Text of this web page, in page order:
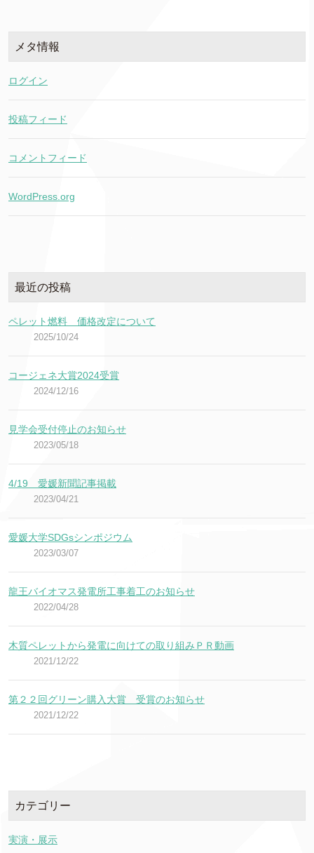
メタ情報
ログイン
投稿フィード
コメントフィード
WordPress.org
最近の投稿
ペレット燃料 価格改定について
2025/10/24
コージェネ大賞2024受賞
2024/12/16
見学会受付停止のお知らせ
2023/05/18
4/19 愛媛新聞記事掲載
2023/04/21
愛媛大学SDGsシンポジウム
2023/03/07
龍王バイオマス発電所工事着工のお知らせ
2022/04/28
木質ペレットから発電に向けての取り組みＰＲ動画
2021/12/22
第２２回グリーン購入大賞 受賞のお知らせ
2021/12/22
カテゴリー
実演・展示